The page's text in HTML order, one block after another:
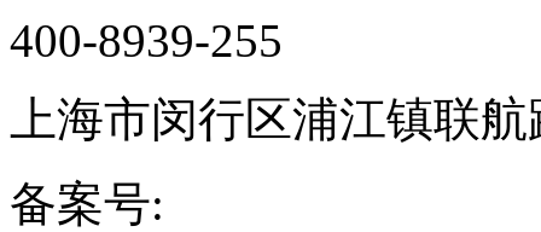
400-8939-255
上海市闵行区浦江镇联
备案号: